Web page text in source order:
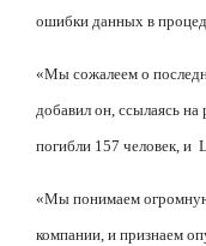
ошибки данных в
«Мы сожалеем о
добавил он, ссылаясь
погибли 157 человек, и
«Мы понимаем огромную
компании, и признаем